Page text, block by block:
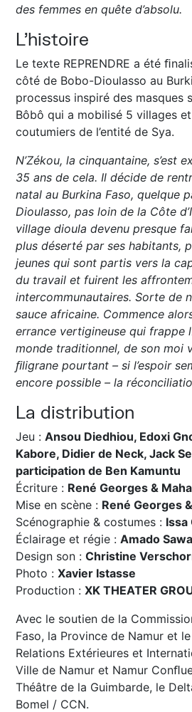
des femmes en quête d’absolu.
L’histoire
Le texte REPRENDRE a été
côté de Bobo-Dioulasso au
processus inspiré des masques
Bôbô qui a mobilisé 5 villages
coutumiers de l’entité de Sya.
N’Zékou, la cinquantaine, s’est
35 ans de cela. Il décide de
natal au Burkina Faso, quelque
Dioulasso, pas loin de la Côte
village dioula devenu presque
plus déserté par ses habitants,
jeunes qui sont partis vers la
du travail et fuirent les
intercommunautaires. Sorte de
sauce africaine. Commence
errance vertigineuse qui frappe
monde traditionnel, de son moi
ﬁligrane pourtant – si l’espoir
encore possible – la
La distribution
Jeu :Ansou Diedhiou, Edoxi
Kabore, Didier de Neck, Jack
participation de Ben Kamuntu
Écriture : René Georges &
Mise en scène : René Georges
Scénographie & costumes : Issa
Éclairage et régie :Amado
Design son :Christine
Photo :Xavier Istasse
Production :XK THEATER
Avec le soutien de la
Faso, la Province de Namur et
Relations Extérieures et
Ville de Namur et Namur
Théâtre de la Guimbarde, le
Bomel / CCN.